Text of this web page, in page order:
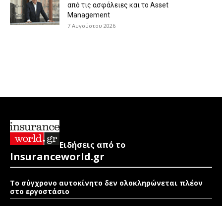
από τις ασφάλειες και το Asset
Management
7 Αυγούστου 2026
Ειδήσεις από το
Insuranceworld.gr
Το σύγχρονο αυτοκίνητο δεν ολοκληρώνεται πλέον
στο εργοστάσιο